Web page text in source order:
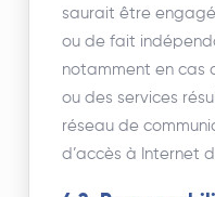
saurait être
ou de fait
notamment en cas
ou des services
réseau de
d’accès à Internet